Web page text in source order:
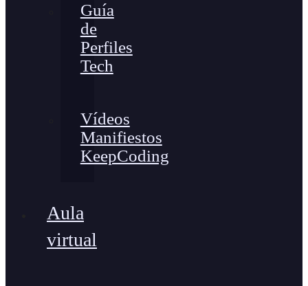
Guía
de
Perfiles
Tech
Vídeos
Manifiestos
KeepCoding
Aula
virtual